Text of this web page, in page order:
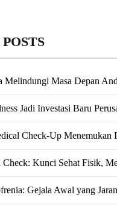
Melindungi Masa Depan
Jadi Investasi Baru
Check-Up Menemukan
Kunci Sehat Fisik,
Gejala Awal yang